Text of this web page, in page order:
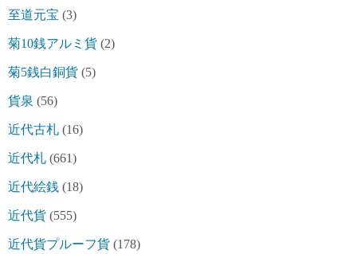
至道元宝 (3)
菊10銭アルミ貨 (2)
菊5銭白銅貨 (5)
貨泉 (56)
近代古札 (16)
近代札 (661)
近代絵銭 (18)
近代貨 (555)
近代貨プルーフ貨 (178)